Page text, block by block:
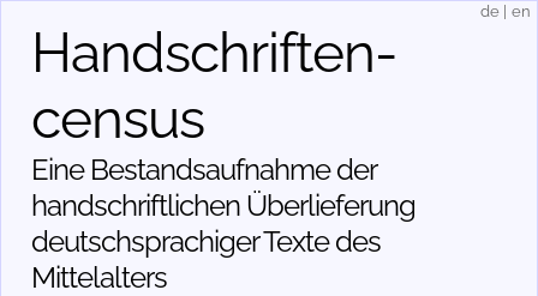
Handschriften­
census
Eine Bestandsaufnahme der
handschriftlichen Über­lieferung
deutschsprachiger Texte des
Mittelalters
de en